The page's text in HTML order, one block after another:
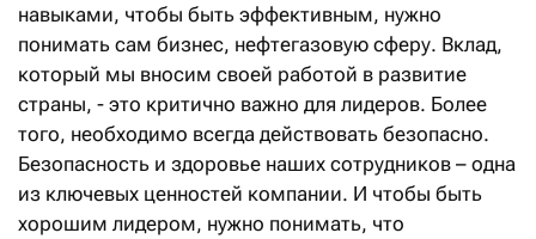
навыками, чтобы быть эффективным, нужно
понимать сам бизнес, нефтегазовую сферу. Вклад,
который мы вносим своей работой в развитие
страны, - это критично важно для лидеров. Более
того, необходимо всегда действовать безопасно.
Безопасность и здоровье наших сотрудников – одна
из ключевых ценностей компании. И чтобы быть
хорошим лидером, нужно понимать, что